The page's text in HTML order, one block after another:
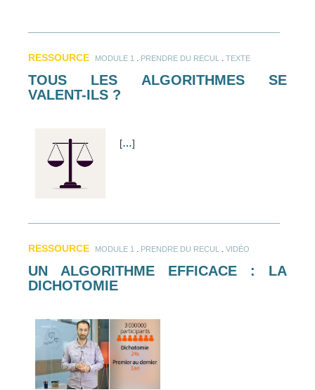
RESSOURCE MODULE 1 PRENDRE DU RECUL TEXTE
TOUS LES ALGORITHMES SE
VALENT-ILS ?
[…]
RESSOURCE MODULE 1 PRENDRE DU RECUL VIDÉO
UN ALGORITHME EFFICACE : LA
DICHOTOMIE